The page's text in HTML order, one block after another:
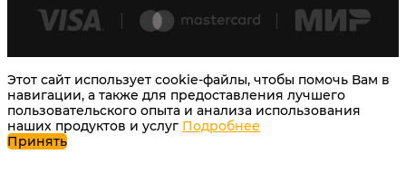
Этот сайт использует cookie-файлы, чтобы помочь Вам в
навигации, а также для предоставления лучшего
пользовательского опыта и анализа использования
наших продуктов и услуг Подробнее
Принять